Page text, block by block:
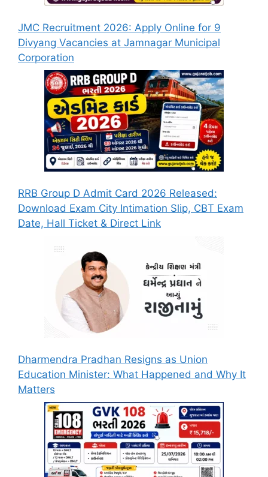
JMC Recruitment 2026: Apply Online for 9
Divyang Vacancies at Jamnagar Municipal
Corporation
RRB Group D Admit Card 2026 Released:
Download Exam City Intimation Slip, CBT Exam
Date, Hall Ticket & Direct Link
Dharmendra Pradhan Resigns as Union
Education Minister: What Happened and Why It
Matters